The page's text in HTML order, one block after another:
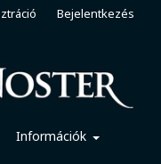
Információk
Bejelentkezés